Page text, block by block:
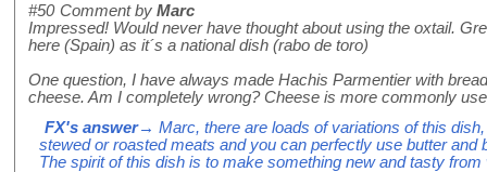
#50 Comment by Marc
Impressed! Would never have thought about using the oxtail.
here (Spain) as it´s a national dish (rabo de toro)
One question, I have always made Hachis Parmentier with
cheese. Am I completely wrong? Cheese is more commonly
FX's answer→ Marc, there are loads of variations of this
stewed or roasted meats and you can perfectly use butter and
The spirit of this dish is to make something new and tasty